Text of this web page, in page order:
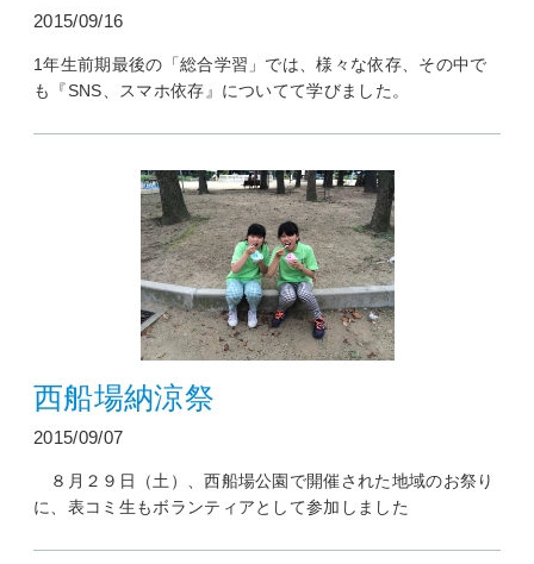
2015/09/16
1年生前期最後の「総合学習」では、様々な依存、その中で
も『SNS、スマホ依存』についてて学びました。
西船場納涼祭
2015/09/07
８月２９日（土）、西船場公園で開催された地域のお祭り
に、表コミ生もボランティアとして参加しました